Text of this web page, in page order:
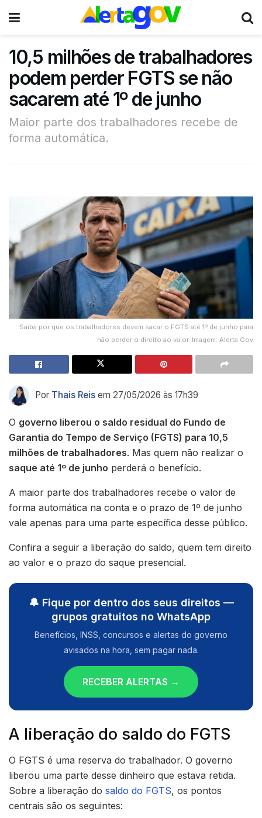
10,5 milhões de trabalhadores
podem perder FGTS se não
sacarem até 1º de junho
Maior parte dos trabalhadores recebe de
forma automática.
Saiba por que os trabalhadores devem sacar o FGTS até 1º de junho para
não perder o direito ao valor. Imagem: Alerta Gov
Por Thais Reis em 27/05/2026 às 17h39
O governo liberou o saldo residual do Fundo de
Garantia do Tempo de Serviço (FGTS) para 10,5
milhões de trabalhadores. Mas quem não realizar o
saque até 1º de junho perderá o benefício.
A maior parte dos trabalhadores recebe o valor de
forma automática na conta e o prazo de 1º de junho
vale apenas para uma parte específica desse público.
Confira a seguir a liberação do saldo, quem tem direito
ao valor e o prazo do saque presencial.
🔔 Fique por dentro dos seus direitos —
grupos gratuitos no WhatsApp
Benefícios, INSS, concursos e alertas do governo
avisados na hora, sem pagar nada.
RECEBER ALERTAS →
A liberação do saldo do FGTS
O FGTS é uma reserva do trabalhador. O governo
liberou uma parte desse dinheiro que estava retida.
Sobre a liberação do saldo do FGTS, os pontos
centrais são os seguintes: